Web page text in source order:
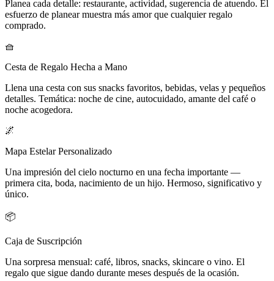
Planea cada detalle: restaurante, actividad, sugerencia de atuendo. El
esfuerzo de planear muestra más amor que cualquier regalo
comprado.
🧺
Cesta de Regalo Hecha a Mano
Llena una cesta con sus snacks favoritos, bebidas, velas y pequeños
detalles. Temática: noche de cine, autocuidado, amante del café o
noche acogedora.
🌌
Mapa Estelar Personalizado
Una impresión del cielo nocturno en una fecha importante —
primera cita, boda, nacimiento de un hijo. Hermoso, significativo y
único.
📦
Caja de Suscripción
Una sorpresa mensual: café, libros, snacks, skincare o vino. El
regalo que sigue dando durante meses después de la ocasión.